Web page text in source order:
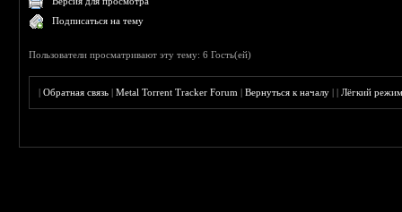
Подписаться на тему
Пользователи просматривают эту тему: 6 Гость(ей)
|Обратная связь |Metal Torrent Tracker Forum |Вернуться к началу ||Лёгкий